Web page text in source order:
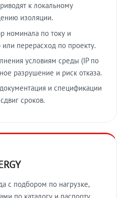
к локальному
изоляции.
номинала по току и
перерасход по проекту.
условиям среды (IP по
разрушение и риск отказа.
и спецификации
сроков.
с подбором по нагрузке,
по каталогу и паспорту.